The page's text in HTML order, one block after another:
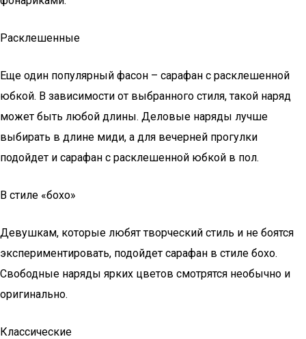
Расклешенные
Еще один популярный фасон – сарафан с расклешенной
юбкой. В зависимости от выбранного стиля, такой наряд
может быть любой длины. Деловые наряды лучше
выбирать в длине миди, а для вечерней прогулки
подойдет и сарафан с расклешенной юбкой в пол.
В стиле «бохо»
Девушкам, которые любят творческий стиль и не боятся
экспериментировать, подойдет сарафан в стиле бохо.
Свободные наряды ярких цветов смотрятся необычно и
оригинально.
Классические